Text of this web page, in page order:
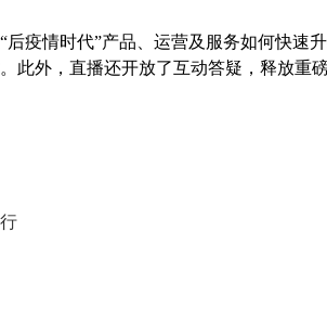
“后疫情时代”产品、运营及 服务如何快速
此外，直播还开放了互动答疑，释放重